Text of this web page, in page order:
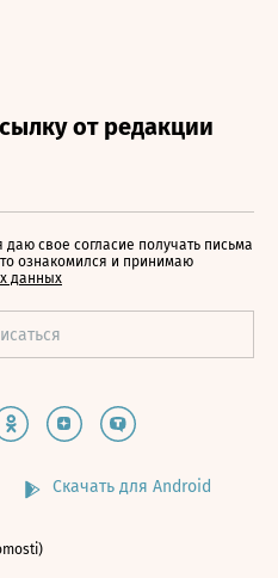
свое согласие получать письма
ознакомился и принимаю
данных
Скачать для Android